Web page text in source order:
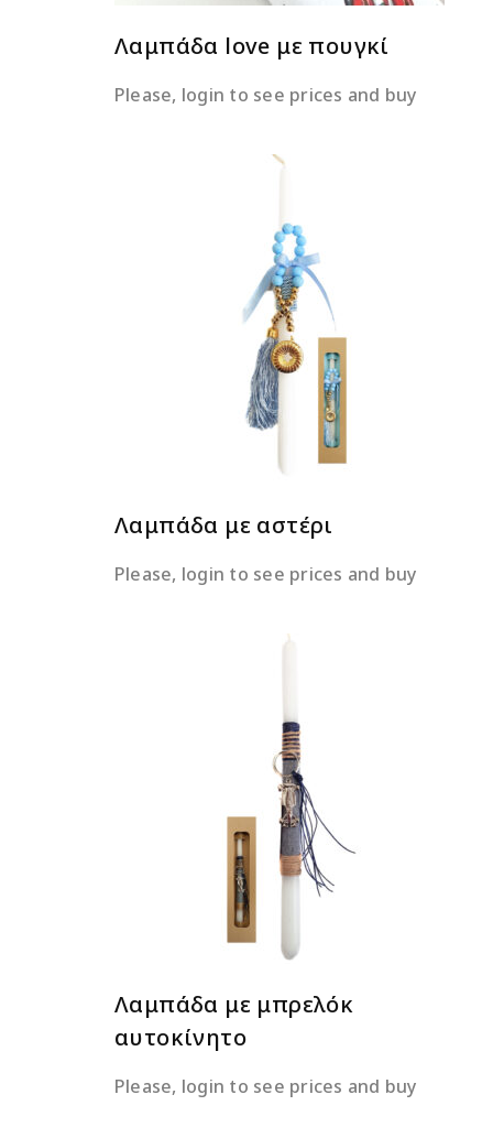
Λαμπάδα love με πουγκί
Please, login to see prices and buy
ΔΙΑΒΆΣΤΕ ΠΕΡΙΣΣΌΤΕΡΑ
Λαμπάδα με αστέρι
Please, login to see prices and buy
ΔΙΑΒΆΣΤΕ ΠΕΡΙΣΣΌΤΕΡΑ
Λαμπάδα με μπρελόκ
αυτοκίνητο
Please, login to see prices and buy